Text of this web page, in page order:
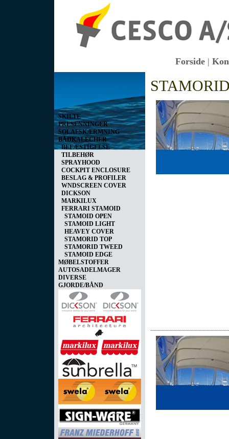
Forside |
SKILTE
PRESENNINGER
SOLAFSKÆRMNING
BÅDKALECHER
BEFÆSTIGELSE
TILBEHØR
SPRAYHOOD
COCKPIT ENCLOSURE
BESLAG & PROFILER
WNDSCREEN COVER
DICKSON
MARKILUX
FERRARI STAMOID
STAMOID OPEN
STAMOID LIGHT
HEAVEY COVER
STAMORID TOP
STAMORID TWEED
STAMOID EDGE
MØBELSTOFFER
AUTOSADELMAGER
DIVERSE
GJORDE/BÅND